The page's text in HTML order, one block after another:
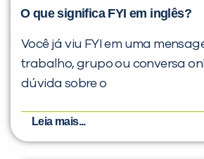
O que significa FYI em inglês?
Você já viu FYI em uma
trabalho, grupo ou conversa
dúvida sobre o
Leia mais...